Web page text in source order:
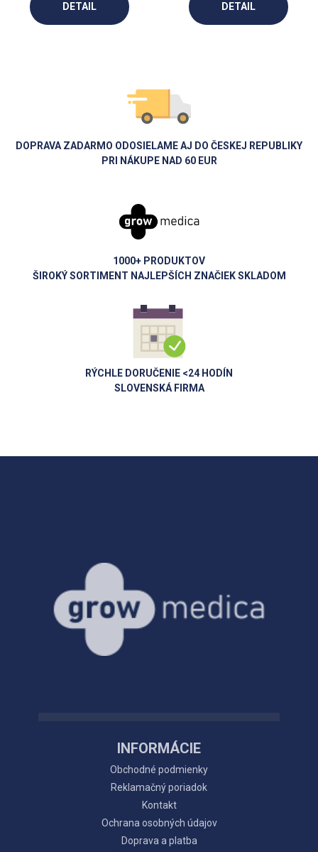
DETAIL DETAIL
DOPRAVA ZADARMO ODOSIELAME AJ DO ČESKEJ REPUBLIKY
PRI NÁKUPE NAD 60 EUR
1000+ PRODUKTOV
ŠIROKÝ SORTIMENT NAJLEPŠÍCH ZNAČIEK SKLADOM
RÝCHLE DORUČENIE <24 HODÍN
SLOVENSKÁ FIRMA
INFORMÁCIE
Obchodné podmienky
Reklamačný poriadok
Kontakt
Ochrana osobných údajov
Doprava a platba